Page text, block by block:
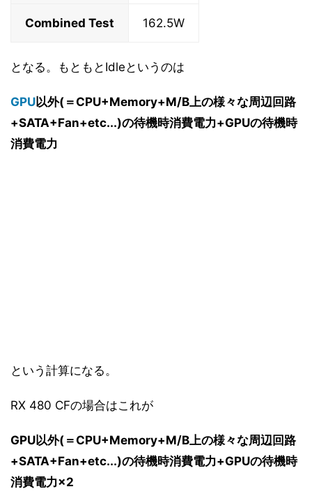
Combined Test 162.5W
となる。もともとIdleというのは
GPU以外(＝CPU+Memory+M/B上の様々な周辺回路
+SATA+Fan+etc...)の待機時消費電力+GPUの待機時
消費電力
という計算になる。
RX 480 CFの場合はこれが
GPU以外(＝CPU+Memory+M/B上の様々な周辺回路
+SATA+Fan+etc...)の待機時消費電力+GPUの待機時
消費電力×2